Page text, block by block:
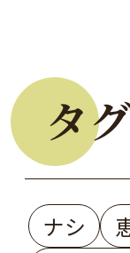
タ
ナシ